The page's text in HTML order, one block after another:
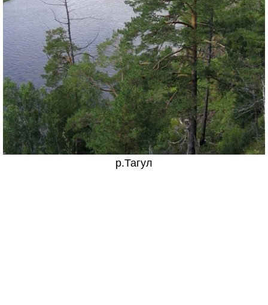
р.Тагул